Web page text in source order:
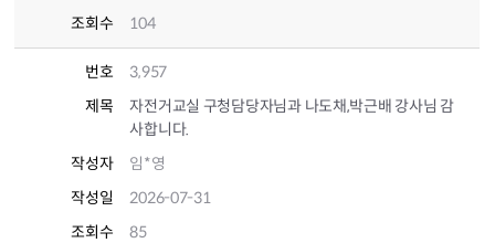
조회수
104
번호
3,957
제목
자전거교실 구청담당자님과 나도채,박근배 강사님 감
사합니다.
작성자
임*영
작성일
2026-07-31
조회수
85